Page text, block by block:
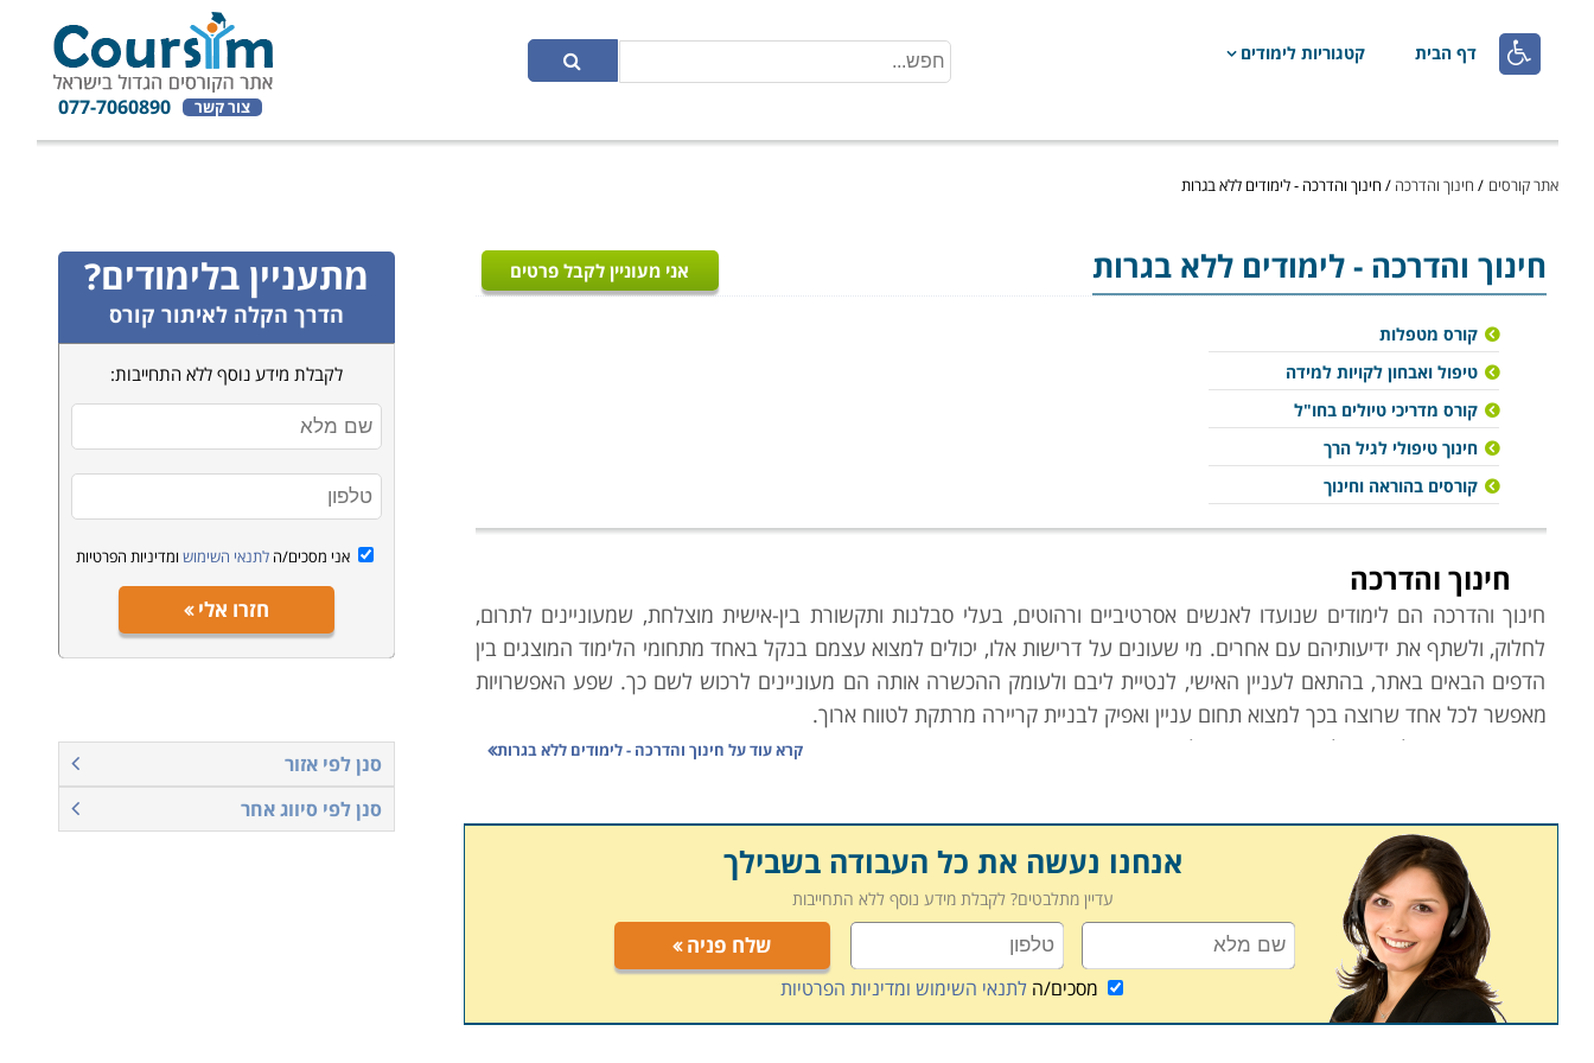
 דף הבית קטגוריות לימודים
צור קשר 077-7060890
אתר קורסים / חינוך והדרכה / חינוך והדרכה - לימודים ללא בגרות
חינוך והדרכה- לימודים ללא בגרות אני מעוניין לקבל פרטים
קורס מטפלות
טיפול ואבחון לקויות למידה
קורס מדריכי טיולים בחו"ל
חינוך טיפולי לגיל הרך
קורסים בהוראה וחינוך
חינוך והדרכה
חינוך והדרכה הם לימודים שנועדו לאנשים אסרטיביים ורהוטים, בעלי סבלנות ותקשורת בין-אישית מוצלחת, שמעוניינים לתרום,
לחלוק, ולשתף את ידיעותיהם עם אחרים. מי שעונים על דרישות אלו, יכולים למצוא עצמם בנקל באחד מתחומי הלימוד המוצגים בין
הדפים הבאים באתר, בהתאם לעניין האישי, לנטיית ליבם ולעומק ההכשרה אותה הם מעוניינים לרכוש לשם כך. שפע האפשרויות
מאפשר לכל אחד שרוצה בכך למצוא תחום עניין ואפיק לבניית קריירה מרתקת לטווח ארוך.
עמוד בית זה יוביל אתכם למספר קטגוריות לימודיות ומקצועיות מרכזיות:
קורס המעניק הכשרה לליווי טיולים מאורגנים בחו"ל. מקצוע שמטבע הדברים זוכה לביקוש רב, בשל היותו חוויתי, ומשלב הוראה
והדרכה יחד עם חופש והנאה, טיולים ברחבי העולם ומפגשים תרבותיים וחברתיים מרתקים. הקורס מעניק כישורי תקשורת והעברת
מידע באופן מזמין ומעורר עניין על אתרי תיירות, טיולים ונופש ברחבי הגלובוס, ולעשות זאת לעומקם של דברים. מהלך הלימודים
מפגיש עם מזון, שפה, אמנות, אדריכלות, דת והיסטוריה של מדינות, עמים ותרבויות באופן מעמיק, מיוחד ויוצא דופן, המאפשר קריירה
שהיא גם ריגוש בלתי פוסק.
קרא עוד על חינוך והדרכה - לימודים ללא בגרות
אנחנו נעשה את כל העבודה בשבילך
עדיין מתלבטים? לקבלת מידע נוסף ללא התחייבות
שלח פניה
מסכים/הלתנאי השימוש ומדיניות הפרטיות
מתעניין בלימודים?
הדרך הקלה לאיתור קורס
לקבלת מידע נוסף ללא התחייבות:
אני מסכים/הלתנאי השימוש ומדיניות הפרטיות
חזרו אלי
סנן לפי אזור
סנן לפי סיווג אחר